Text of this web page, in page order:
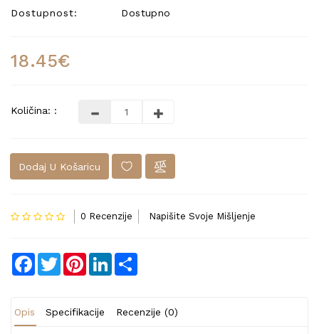
Dostupnost:
Dostupno
18.45€
Količina: :
Dodaj U Košaricu
0 Recenzije Napišite Svoje Mišljenje
Facebook
TwitterPinterestLinkedIn
Opis Specifikacije Recenzije (0)